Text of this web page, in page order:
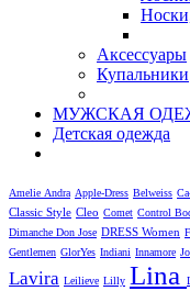
Аксессуары
Купальники
МУЖСКАЯ
Детская одежда
Amelie Andra Apple-Dress Belweiss
Classic Style Cleo Comet Control
Dimanche Don Jose DRESS Women
Gentlemen GlorYes Indiani Innamore
Lavira Leilieve Lilly Lina